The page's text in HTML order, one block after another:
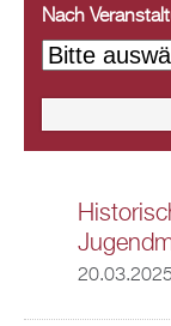
Nach